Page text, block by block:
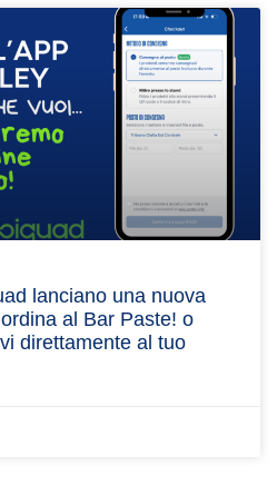
lanciano una nuova
al Bar Paste! o
direttamente al tuo